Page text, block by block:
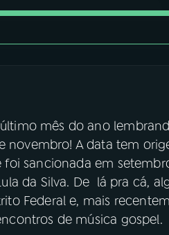
mês do ano
A data tem
sancionada em
da Silva. De lá pra cá,
Federal e, mais
de música gospel.